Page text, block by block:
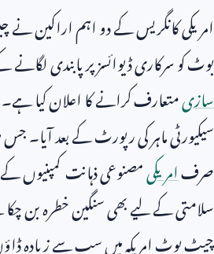
امریکی کانگریس کے دو اہم
بوٹ کو سرکاری ڈیوائسز پر پابندی
سازیمتعارف کرانے کا اعلان کیا
سیکیورٹی ماہر کی رپورٹ کے بعد آیا۔
صرفامریکیمصنوعی ذہانت کمپنیوں
سلامتی کے لیے بھی سنگین خطرہ بن
چیٹ بوٹ امریکہ میں سب سے زیادہ